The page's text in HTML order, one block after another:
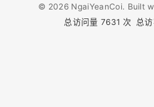
© 2026 NgaiYeanCoi. Built
总访问量7631 次 总